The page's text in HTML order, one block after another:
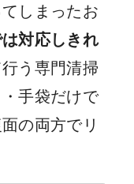
しまったお
対応しきれ
う専門清掃
手袋だけで
の両方でリ